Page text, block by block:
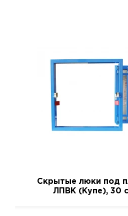
Скрытые люки под
ЛПВК (Купе), 30